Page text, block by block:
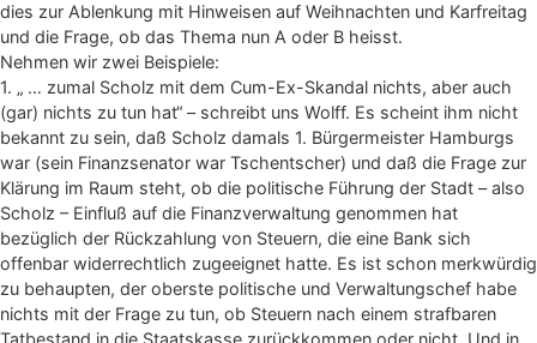
dies zur Ablenkung mit Hinweisen auf Weihnachten und Karfreitag
und die Frage, ob das Thema nun A oder B heisst.
Nehmen wir zwei Beispiele:
1. „ … zumal Scholz mit dem Cum-Ex-Skandal nichts, aber auch
(gar) nichts zu tun hat“ – schreibt uns Wolff. Es scheint ihm nicht
bekannt zu sein, daß Scholz damals 1. Bürgermeister Hamburgs
war (sein Finanzsenator war Tschentscher) und daß die Frage zur
Klärung im Raum steht, ob die politische Führung der Stadt – also
Scholz – Einfluß auf die Finanzverwaltung genommen hat
bezüglich der Rückzahlung von Steuern, die eine Bank sich
offenbar widerrechtlich zugeeignet hatte. Es ist schon merkwürdig
zu behaupten, der oberste politische und Verwaltungschef habe
nichts mit der Frage zu tun, ob Steuern nach einem strafbaren